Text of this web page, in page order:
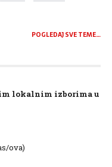
POGLEDAJ SVE TEME…
lokalnim izborima u
ova)